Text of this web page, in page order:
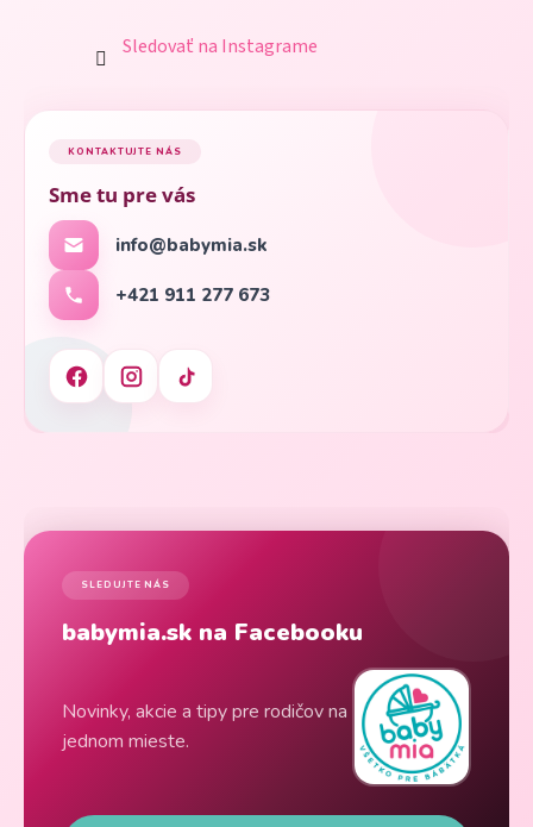
Sledovať na Instagrame
KONTAKTUJTE NÁS
Sme tu pre vás
info@babymia.sk
+421 911 277 673
SLEDUJTE NÁS
babymia.sk na Facebooku
Novinky, akcie a tipy pre rodičov na
jednom mieste.